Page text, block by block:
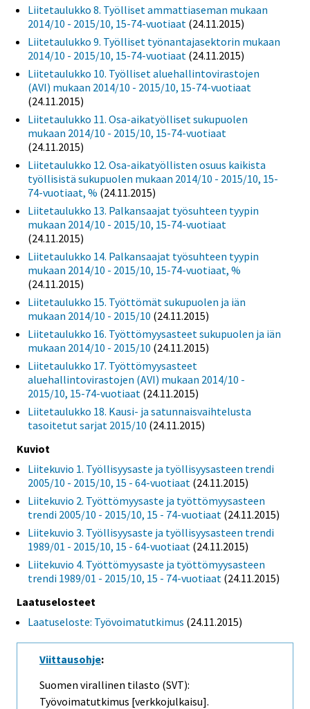
Liitetaulukko 8. Työlliset ammattiaseman mukaan
2014/10 - 2015/10, 15-74-vuotiaat (24.11.2015)
Liitetaulukko 9. Työlliset työnantajasektorin mukaan
2014/10 - 2015/10, 15-74-vuotiaat (24.11.2015)
Liitetaulukko 10. Työlliset aluehallintovirastojen
(AVI) mukaan 2014/10 - 2015/10, 15-74-vuotiaat
(24.11.2015)
Liitetaulukko 11. Osa-aikatyölliset sukupuolen
mukaan 2014/10 - 2015/10, 15-74-vuotiaat
(24.11.2015)
Liitetaulukko 12. Osa-aikatyöllisten osuus kaikista
työllisistä sukupuolen mukaan 2014/10 - 2015/10, 15-
74-vuotiaat, % (24.11.2015)
Liitetaulukko 13. Palkansaajat työsuhteen tyypin
mukaan 2014/10 - 2015/10, 15-74-vuotiaat
(24.11.2015)
Liitetaulukko 14. Palkansaajat työsuhteen tyypin
mukaan 2014/10 - 2015/10, 15-74-vuotiaat, %
(24.11.2015)
Liitetaulukko 15. Työttömät sukupuolen ja iän
mukaan 2014/10 - 2015/10 (24.11.2015)
Liitetaulukko 16. Työttömyysasteet sukupuolen ja iän
mukaan 2014/10 - 2015/10 (24.11.2015)
Liitetaulukko 17. Työttömyysasteet
aluehallintovirastojen (AVI) mukaan 2014/10 -
2015/10, 15-74-vuotiaat (24.11.2015)
Liitetaulukko 18. Kausi- ja satunnaisvaihtelusta
tasoitetut sarjat 2015/10 (24.11.2015)
Kuviot
Liitekuvio 1. Työllisyysaste ja työllisyysasteen trendi
2005/10 - 2015/10, 15 - 64-vuotiaat (24.11.2015)
Liitekuvio 2. Työttömyysaste ja työttömyysasteen
trendi 2005/10 - 2015/10, 15 - 74-vuotiaat (24.11.2015)
Liitekuvio 3. Työllisyysaste ja työllisyysasteen trendi
1989/01 - 2015/10, 15 - 64-vuotiaat (24.11.2015)
Liitekuvio 4. Työttömyysaste ja työttömyysasteen
trendi 1989/01 - 2015/10, 15 - 74-vuotiaat (24.11.2015)
Laatuselosteet
Laatuseloste: Työvoimatutkimus (24.11.2015)
Viittausohje:
Suomen virallinen tilasto (SVT):
Työvoimatutkimus [verkkojulkaisu].